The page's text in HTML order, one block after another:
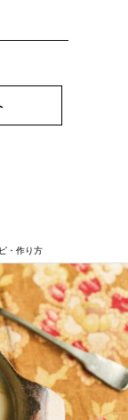
・作り方